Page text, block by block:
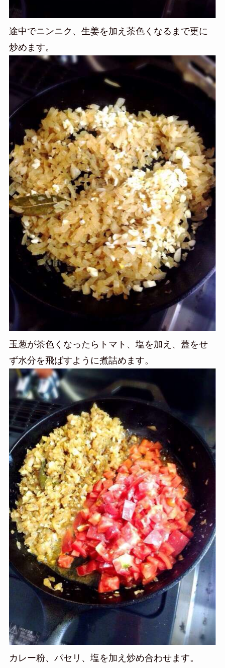
途中でニンニク、生姜を加え茶色くなるまで更に
炒めます。
玉葱が茶色くなったらトマト、塩を加え、蓋をせ
ず水分を飛ばすように煮詰めます。
カレー粉、パセリ、塩を加え炒め合わせます。